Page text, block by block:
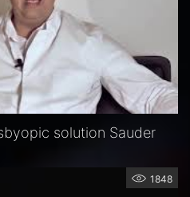
solution Sauder
1848